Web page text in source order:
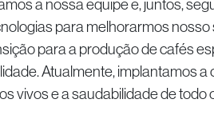
a nossa equipe e, juntos,
para melhorarmos nosso
para a produção de cafés
Atualmente, implantamos
vivos e a saudabilidade de todo